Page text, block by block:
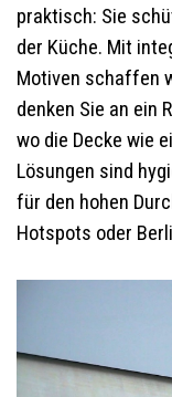
praktisch: Sie
der Küche. Mit
Motiven schaffen
denken Sie an ein
wo die Decke wie
Lösungen sind
für den hohen
Hotspots oder